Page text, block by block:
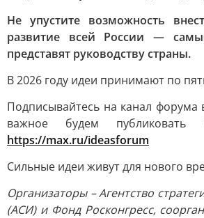
Не упустите возможность
развитие всей России —
представят руководству страны.
В 2026 году идеи принимают по
Подписывайтесь на канал
важное будем
https://max.ru/ideasforum
Сильные идеи живут для нового
Организаторы – Агентство
(АСИ) и Фонд Росконгресс,